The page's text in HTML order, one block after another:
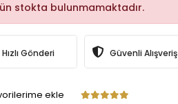
stokta bulunmamaktadır.
Hızlı Gönderi Güvenli Alışveriş
ekle